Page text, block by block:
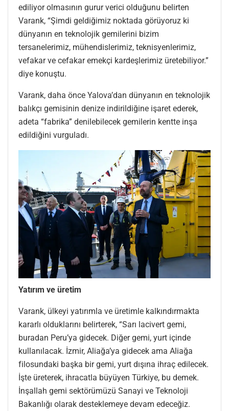
ediliyor olmasının gurur verici olduğunu belirten
Varank, “Şimdi geldiğimiz noktada görüyoruz ki
dünyanın en teknolojik gemilerini bizim
tersanelerimiz, mühendislerimiz, teknisyenlerimiz,
vefakar ve cefakar emekçi kardeşlerimiz üretebiliyor.”
diye konuştu.
Varank, daha önce Yalova’dan dünyanın en teknolojik
balıkçı gemisinin denize indirildiğine işaret ederek,
adeta “fabrika” denilebilecek gemilerin kentte inşa
edildiğini vurguladı.
Yatırım ve üretim
Varank, ülkeyi yatırımla ve üretimle kalkındırmakta
kararlı olduklarını belirterek, “Sarı lacivert gemi,
buradan Peru’ya gidecek. Diğer gemi, yurt içinde
kullanılacak. İzmir, Aliağa’ya gidecek ama Aliağa
filosundaki başka bir gemi, yurt dışına ihraç edilecek.
İşte üreterek, ihracatla büyüyen Türkiye, bu demek.
İnşallah gemi sektörümüzü Sanayi ve Teknoloji
Bakanlığı olarak desteklemeye devam edeceğiz.